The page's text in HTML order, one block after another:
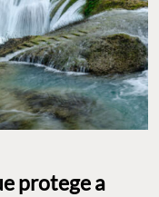
protege a